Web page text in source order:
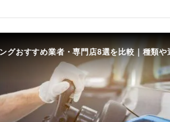
グおすすめ業者・専門店8選を比較｜種類